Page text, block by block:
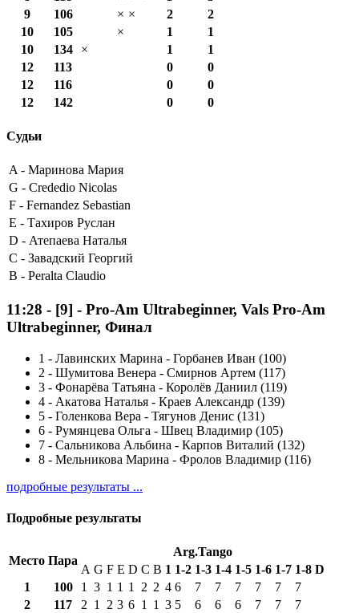
9
106 × × 2
2
10
105 × 1
1
10
134 × 1
1
12
113 0
0
12
116 0
0
12
142 0 0
Судьи
A - Маринова Мария
G - Crededio Nicolas
F - Fernandez Sebastian
E - Тахиров Руслан
D - Атепаева Наталья
C - Завадский Георгий
B - Peralta Claudio
11:28 - [9] - Pro-Am Ultrabeginner, Vals Pro-Am
Ultrabeginner, Финал
1 - Лавинских Марина - Горбанев Иван (100)
2 - Шумитова Венера - Смирнов Артем (117)
3 - Фонарёва Татьяна - Королёв Даниил (119)
4 - Акатова Наталья - Краев Александр (139)
5 - Голенкова Вера - Тягунов Денис (131)
6 - Румянцева Ольга - Швец Владимир (105)
7 - Сальникова Альбина - Карпов Виталий (132)
8 - Мельникова Марина - Фролов Владимир (116)
подробные результаты ...
Подробные результаты
Место Пара
Arg.Tango
A G F E D C B 1 1-2 1-3 1-4 1-5 1-6 1-7 1-8 D
1
100 1 3 1 1 1 2 2 4 6 7 7 7 7 7
7
2
117 2 1 2 3 6 1 1 3 5 6 6 6 7 7
7